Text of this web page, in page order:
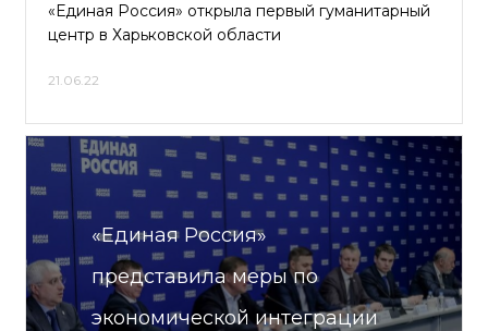
«Единая Россия» открыла первый гуманитарный
центр в Харьковской области
21.06.22
«Единая Россия»
представила меры по
экономической интеграции